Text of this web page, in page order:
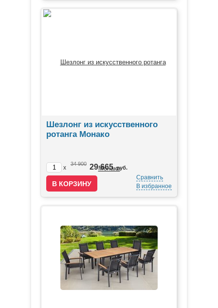
Шезлонг из искусственного
ротанга Монако
x
34 900 29 665 руб.
Сравнить
В избранное